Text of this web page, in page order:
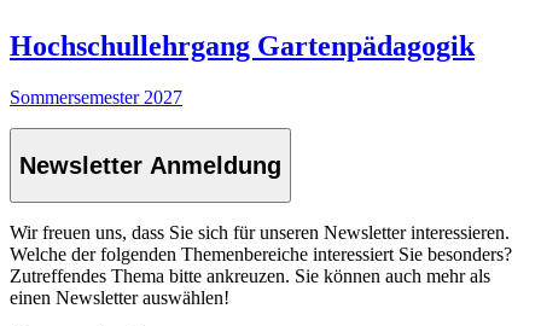
Hochschullehrgang Gartenpädagogik
Sommersemester 2027
Newsletter Anmeldung
Wir freuen uns, dass Sie sich für unseren Newsletter interessieren.
Welche der folgenden Themenbereiche interessiert Sie besonders?
Zutreffendes Thema bitte ankreuzen. Sie können auch mehr als
einen Newsletter auswählen!